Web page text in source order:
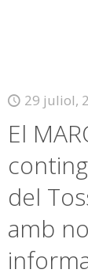
29 juliol,
El
del
amb